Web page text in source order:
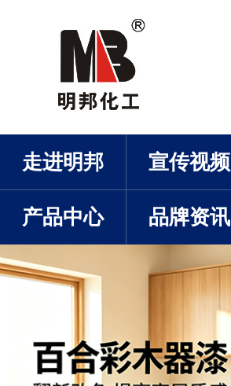
走进明邦 宣传视频
产品中心 品牌资讯